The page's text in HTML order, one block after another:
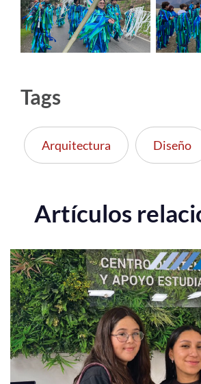
Tags
Arquitectura Diseño
Artículos